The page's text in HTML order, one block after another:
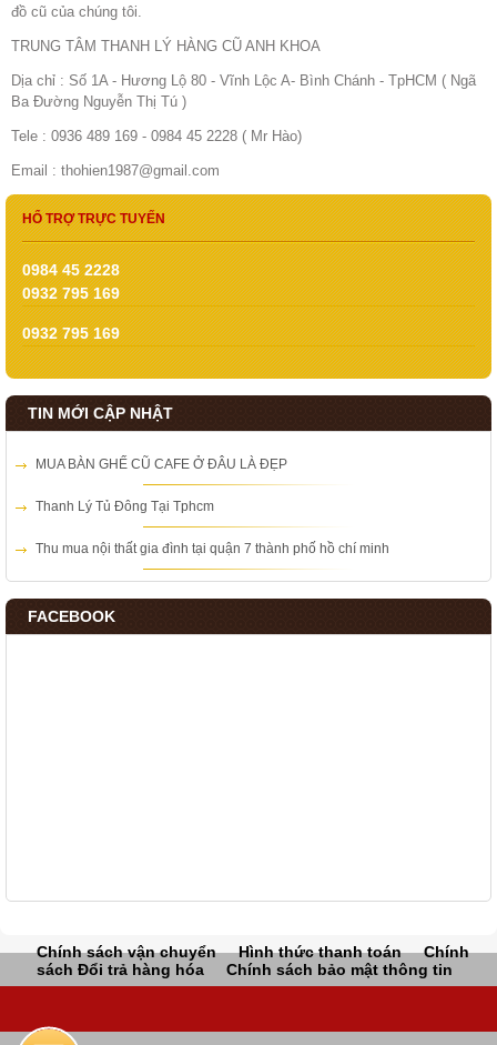
đồ cũ của chúng tôi.
TRUNG TÂM THANH LÝ HÀNG CŨ ANH KHOA
Dịa chỉ : Số 1A - Hương Lộ 80 - Vĩnh Lộc A- Bình Chánh - TpHCM ( Ngã
Ba Đường Nguyễn Thị Tú )
Tele : 0936 489 169 - 0984 45 2228 ( Mr Hào)
Email : thohien1987@gmail.com
HỔ TRỢ TRỰC TUYẾN
0984 45 2228
0932 795 169
0932 795 169
TIN MỚI CẬP NHẬT
MUA BÀN GHẾ CŨ CAFE Ở ĐÂU LÀ ĐẸP
Thanh Lý Tủ Đông Tại Tphcm
Thu mua nội thất gia đình tại quận 7 thành phố hồ chí minh
FACEBOOK
Chính sách vận chuyển Hình thức thanh toán
Chính
sách Đổi trả hàng hóa
Chính sách bảo mật thông tin